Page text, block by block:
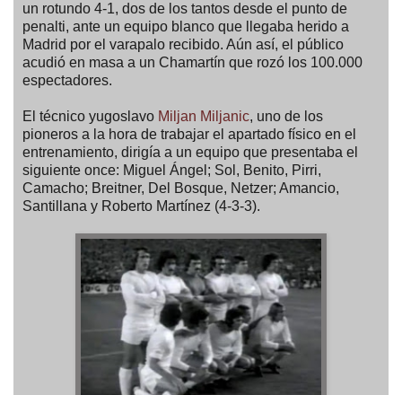
un rotundo 4-1, dos de los tantos desde el punto de
penalti, ante un equipo blanco que llegaba herido a
Madrid por el varapalo recibido. Aún así, el público
acudió en masa a un Chamartín que rozó los 100.000
espectadores.
El técnico yugoslavo Miljan Miljanic, uno de los
pioneros a la hora de trabajar el apartado físico en el
entrenamiento, dirigía a un equipo que presentaba el
siguiente once: Miguel Ángel; Sol, Benito, Pirri,
Camacho; Breitner, Del Bosque, Netzer; Amancio,
Santillana y Roberto Martínez (4-3-3).